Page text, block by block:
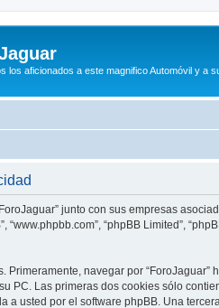
los aficionados a este magnifico Automóvil y a
junto con sus empresas
“www.phpbb.com”, “phpBB Limited”,
Primeramente, navegar por
PC. Las primeras dos cookies sólo
a usted por el software phpBB. Una